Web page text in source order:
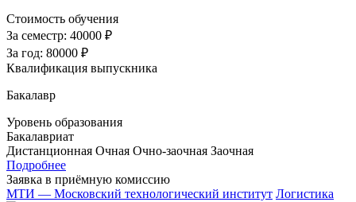
Стоимость обучения
За семестр: 40000 ₽
За год: 80000 ₽
Квалификация выпускника
Бакалавр
Уровень образования
Бакалавриат
Дистанционная Очная Очно-заочная Заочная
Подробнее
Заявка в приёмную комиссию
МТИ — Московский технологический институт Логистика